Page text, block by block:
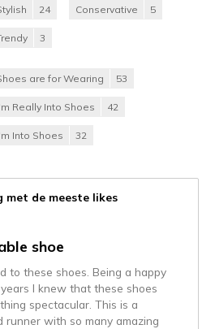
24 Conservative 5
3
are for Wearing 53
Really Into Shoes 42
Into Shoes 32
met de meeste likes
shoe
to these shoes. Being a happy
I knew that these shoes
spectacular. This is a
runner with so many amazing